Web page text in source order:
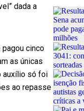
dada a
pagou cinco
as únicas
auxílio só foi
ao repasse